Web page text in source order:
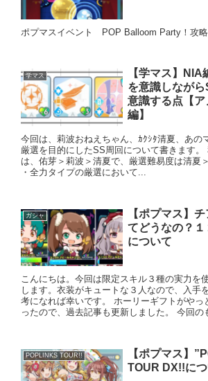
ポプマスイベント POP Balloom Party！攻略
学マス
【学マス】NIA
を意識しなが
意識する点【
編】
今回は、莉波おねえちゃん、ｶｸｼﾀ清夏、あの
厳選を目的にしたSS周回について書きます
は、佑芽＞莉波＞清夏で、厳選難易度は清夏
・全力タイプの厳選において...
ガシャ
【ポプマス】
てどうなの？１
について
こんにちは。今回は限定スキル３種の実力を
します。衣装がキュートな３人なので、入手
考になれば幸いです。 ホーリーギフトがやっ
ったので、過去記事も更新しました。 今回の
POPLINKS TOUR!!
【ポプマス】
TOUR DX!!に